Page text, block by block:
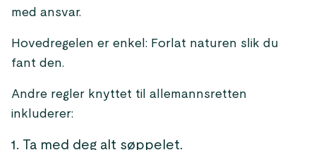
med ansvar.
Hovedregelen er enkel: Forlat naturen slik du
fant den.
Andre regler knyttet til allemannsretten
inkluderer:
Ta med deg alt søppelet.